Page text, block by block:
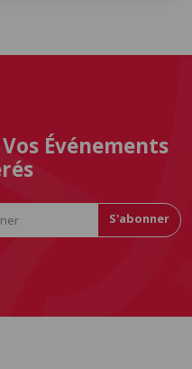
Événements
S'abonner